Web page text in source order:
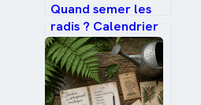
Quand semer les
radis ? Calendrier
complet et 3
secrets pour des
récoltes
croquantes